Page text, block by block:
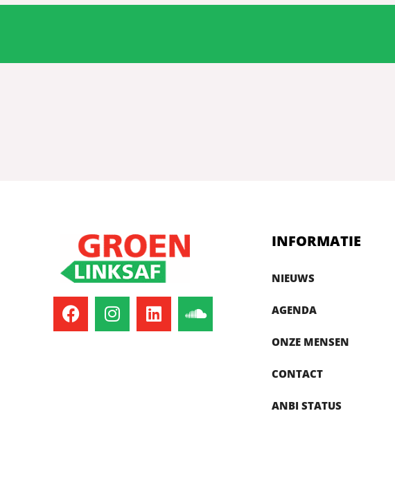
INFORMATIE
NIEUWS
AGENDA
ONZE MENSEN
CONTACT
ANBI STATUS